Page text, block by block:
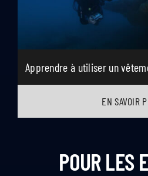
Apprendre à utiliser un
EN SAVOIR
POUR LES